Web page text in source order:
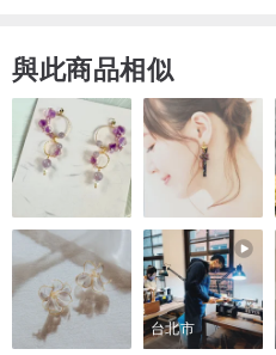
與此商品相似
台北市